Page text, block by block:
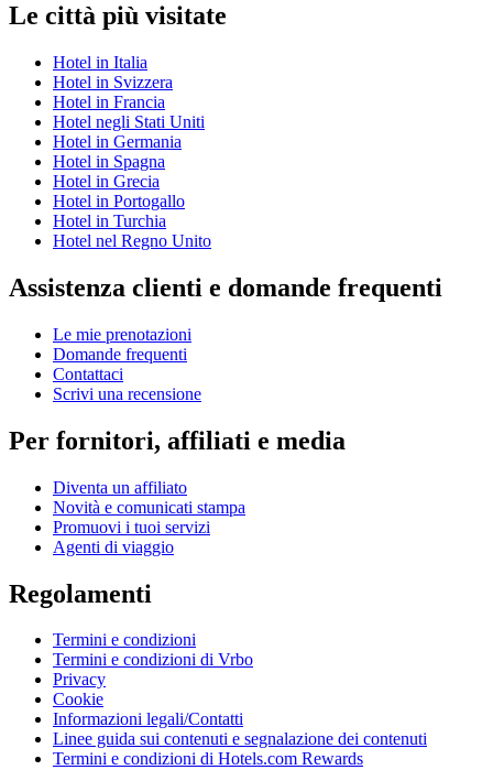
Le città più visitate
Hotel in Italia
Hotel in Svizzera
Hotel in Francia
Hotel negli Stati Uniti
Hotel in Germania
Hotel in Spagna
Hotel in Grecia
Hotel in Portogallo
Hotel in Turchia
Hotel nel Regno Unito
Assistenza clienti e domande frequenti
Le mie prenotazioni
Domande frequenti
Contattaci
Scrivi una recensione
Per fornitori, affiliati e media
Diventa un affiliato
Novità e comunicati stampa
Promuovi i tuoi servizi
Agenti di viaggio
Regolamenti
Termini e condizioni
Termini e condizioni di Vrbo
Privacy
Cookie
Informazioni legali/Contatti
Linee guida sui contenuti e segnalazione dei contenuti
Termini e condizioni di Hotels.com Rewards